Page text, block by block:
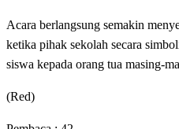
Acara berlangsung semakin
ketika pihak sekolah secara
siswa kepada orang tua masing-
(Red)